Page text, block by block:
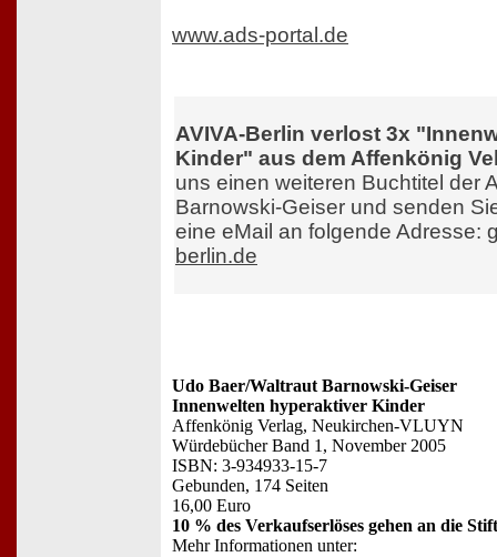
www.ads-portal.de
AVIVA-Berlin verlost 3x
Kinder" aus dem Affenkönig
uns einen weiteren Buchtitel der
Barnowski-Geiser und senden
eine eMail an folgende Adresse:
berlin.de
Udo Baer/Waltraut Barnowski-Geiser
Innenwelten hyperaktiver Kinder
Affenkönig Verlag, Neukirchen-VLUYN
Würdebücher Band 1, November 2005
ISBN: 3-934933-15-7
Gebunden, 174 Seiten
16,00 Euro
10 % des Verkaufserlöses gehen an die
Mehr Informationen unter: